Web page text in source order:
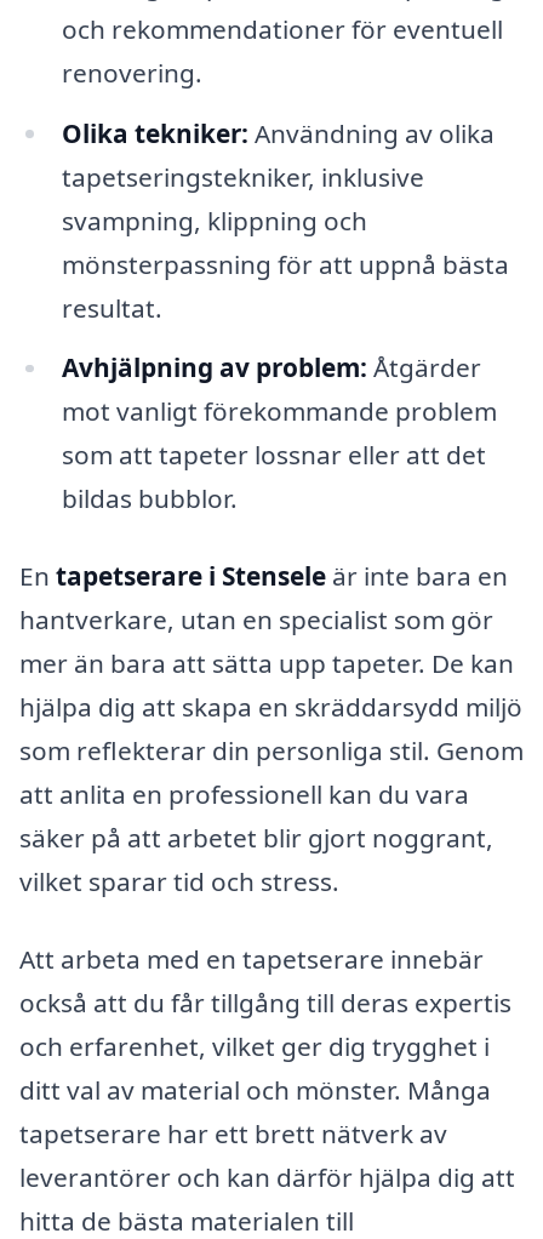
och rekommendationer för eventuell
renovering.
Olika tekniker: Användning av olika
tapetseringstekniker, inklusive
svampning, klippning och
mönsterpassning för att uppnå bästa
resultat.
Avhjälpning av problem: Åtgärder
mot vanligt förekommande problem
som att tapeter lossnar eller att det
bildas bubblor.
En tapetserare i Stensele är inte bara en
hantverkare, utan en specialist som gör
mer än bara att sätta upp tapeter. De kan
hjälpa dig att skapa en skräddarsydd miljö
som reflekterar din personliga stil. Genom
att anlita en professionell kan du vara
säker på att arbetet blir gjort noggrant,
vilket sparar tid och stress.
Att arbeta med en tapetserare innebär
också att du får tillgång till deras expertis
och erfarenhet, vilket ger dig trygghet i
ditt val av material och mönster. Många
tapetserare har ett brett nätverk av
leverantörer och kan därför hjälpa dig att
hitta de bästa materialen till